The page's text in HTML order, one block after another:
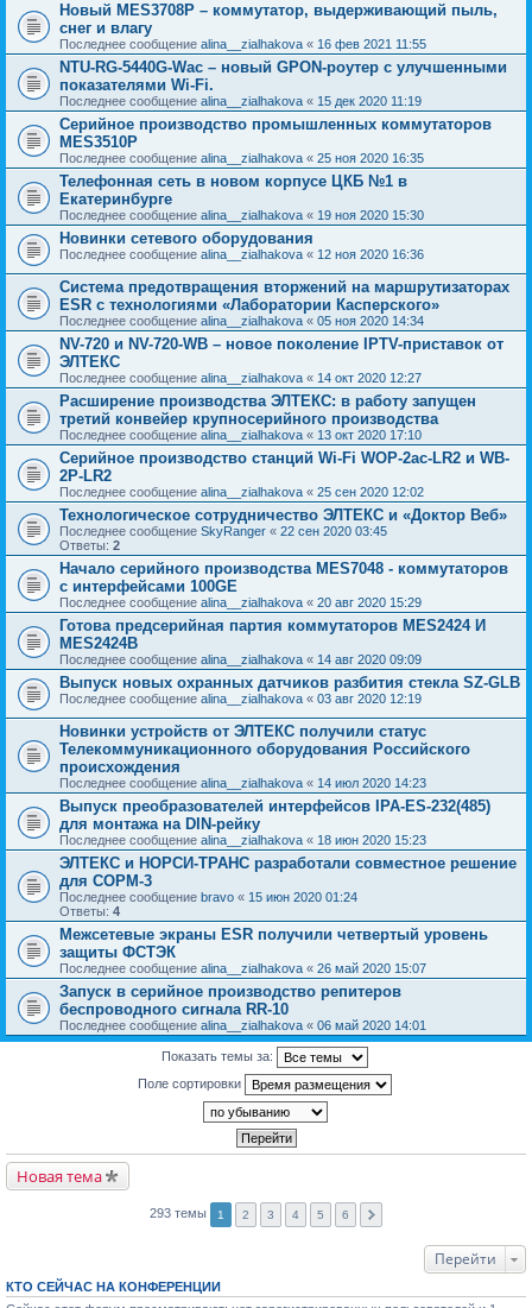
Новый MES3708P – коммутатор, выдерживающий пыль,
снег и влагу
Последнее сообщение alina__zialhakova « 16 фев 2021 11:55
NTU-RG-5440G-Wac – новый GPON-роутер с улучшенными
показателями Wi-Fi.
Последнее сообщение alina__zialhakova « 15 дек 2020 11:19
Серийное производство промышленных коммутаторов
MES3510P
Последнее сообщение alina__zialhakova « 25 ноя 2020 16:35
Телефонная сеть в новом корпусе ЦКБ №1 в
Екатеринбурге
Последнее сообщение alina__zialhakova « 19 ноя 2020 15:30
Новинки сетевого оборудования
Последнее сообщение alina__zialhakova « 12 ноя 2020 16:36
Система предотвращения вторжений на маршрутизаторах
ESR с технологиями «Лаборатории Касперского»
Последнее сообщение alina__zialhakova « 05 ноя 2020 14:34
NV-720 и NV-720-WB – новое поколение IPTV-приставок от
ЭЛТЕКС
Последнее сообщение alina__zialhakova « 14 окт 2020 12:27
Расширение производства ЭЛТЕКС: в работу запущен
третий конвейер крупносерийного производства
Последнее сообщение alina__zialhakova « 13 окт 2020 17:10
Серийное производство станций Wi-Fi WOP-2ac-LR2 и WB-
2P-LR2
Последнее сообщение alina__zialhakova « 25 сен 2020 12:02
Технологическое сотрудничество ЭЛТЕКС и «Доктор Веб»
Последнее сообщение SkyRanger « 22 сен 2020 03:45
Ответы: 2
Начало серийного производства MES7048 - коммутаторов
с интерфейсами 100GE
Последнее сообщение alina__zialhakova « 20 авг 2020 15:29
Готова предсерийная партия коммутаторов MES2424 И
MES2424B
Последнее сообщение alina__zialhakova « 14 авг 2020 09:09
Выпуск новых охранных датчиков разбития стекла SZ-GLB
Последнее сообщение alina__zialhakova « 03 авг 2020 12:19
Новинки устройств от ЭЛТЕКС получили статус
Телекоммуникационного оборудования Российского
происхождения
Последнее сообщение alina__zialhakova « 14 июл 2020 14:23
Выпуск преобразователей интерфейсов IPA-ES-232(485)
для монтажа на DIN-рейку
Последнее сообщение alina__zialhakova « 18 июн 2020 15:23
ЭЛТЕКС и НОРСИ-ТРАНС разработали совместное решение
для СОРМ-3
Последнее сообщение bravo « 15 июн 2020 01:24
Ответы: 4
Межсетевые экраны ESR получили четвертый уровень
защиты ФСТЭК
Последнее сообщение alina__zialhakova « 26 май 2020 15:07
Запуск в серийное производство репитеров
беспроводного сигнала RR-10
Последнее сообщение alina__zialhakova « 06 май 2020 14:01
Показать темы за:
Поле сортировки
Новая тема
293 темы 1 2 3 4 5 6
Перейти
КТО СЕЙЧАС НА КОНФЕРЕНЦИИ